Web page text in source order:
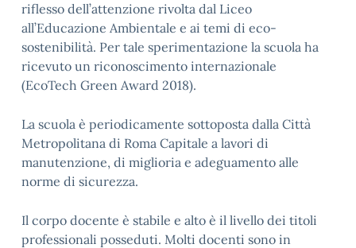
riflesso dell’attenzione rivolta dal Liceo
all’Educazione Ambientale e ai temi di eco-
sostenibilità. Per tale sperimentazione la scuola ha
ricevuto un riconoscimento internazionale
(EcoTech Green Award 2018).
La scuola è periodicamente sottoposta dalla Città
Metropolitana di Roma Capitale a lavori di
manutenzione, di miglioria e adeguamento alle
norme di sicurezza.
Il corpo docente è stabile e alto è il livello dei titoli
professionali posseduti. Molti docenti sono in